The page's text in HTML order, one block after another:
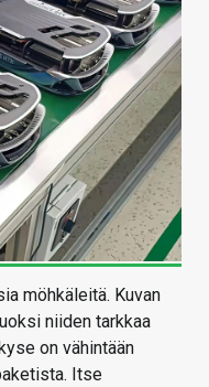
möhkäleitä. Kuvan
niiden tarkkaa
on vähintään
Itse